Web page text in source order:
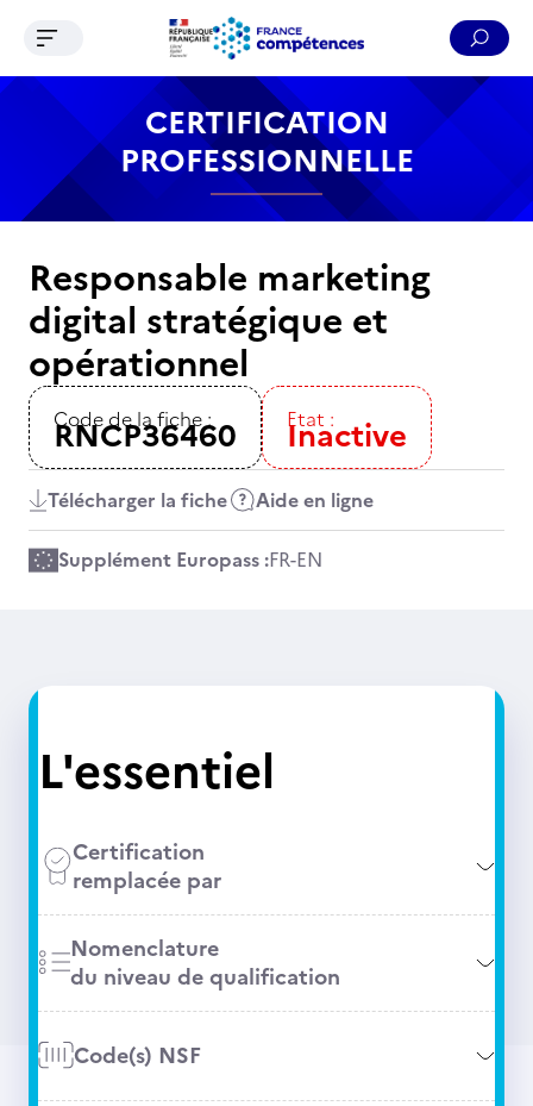
Contenu Recherche Menu Pied de page
Ouvrir le menu de navigation
CERTIFICATION
PROFESSIONNELLE
Responsable marketing
digital stratégique et
opérationnel
Code de la fiche :
RNCP36460 Etat :
Inactive
Télécharger la fiche Aide en ligne
Supplément Europass :FR-EN
L'essentiel
Certification
remplacée par
Nomenclature
du niveau de qualification
Code(s) NSF